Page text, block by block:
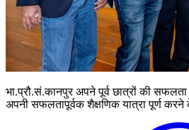
भा.प्रौ.सं.कानपुर अपने पूर्व छात्रों की
अपनी सफलतापूर्वक शैक्षणिक यात्रा पूर्ण करने